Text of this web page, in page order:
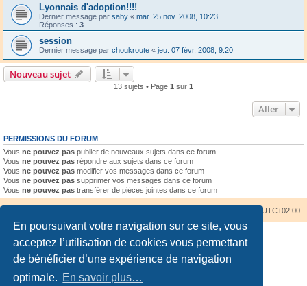
En poursuivant votre navigation sur ce site, vous
acceptez l’utilisation de cookies vous permettant
de bénéficier d’une expérience de navigation
optimale. En savoir plus…
Lyonnais d'adoption!!!!
Dernier message par saby « mar. 25 nov. 2008, 10:23
Réponses : 3
session
Dernier message par choukroute « jeu. 07 févr. 2008, 9:20
Nouveau sujet
13 sujets • Page 1 sur 1
Aller
PERMISSIONS DU FORUM
Vous ne pouvez pas publier de nouveaux sujets dans ce forum
Vous ne pouvez pas répondre aux sujets dans ce forum
Vous ne pouvez pas modifier vos messages dans ce forum
Vous ne pouvez pas supprimer vos messages dans ce forum
Vous ne pouvez pas transférer de pièces jointes dans ce forum
UTC+02:00
Développé parphpBB® Forum Software © phpBB Limited